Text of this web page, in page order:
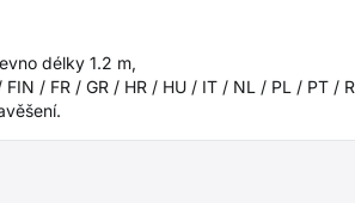
délky 1.2 m,
/ FR / GR / HR / HU / IT / NL / PL / PT /